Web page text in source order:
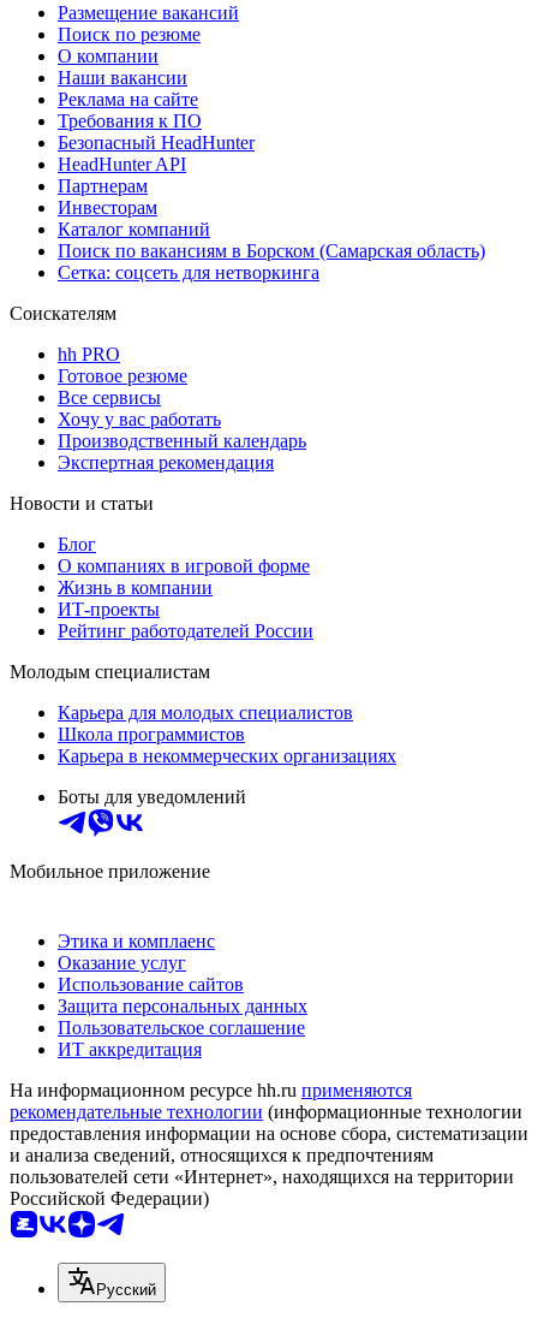
Размещение вакансий
Поиск по резюме
О компании
Наши вакансии
Реклама на сайте
Требования к ПО
Безопасный HeadHunter
HeadHunter API
Партнерам
Инвесторам
Каталог компаний
Поиск по вакансиям в Борском (Самарская область)
Сетка: соцсеть для нетворкинга
Соискателям
hh PRO
Готовое резюме
Все сервисы
Хочу у вас работать
Производственный календарь
Экспертная рекомендация
Новости и статьи
Блог
О компаниях в игровой форме
Жизнь в компании
ИТ-проекты
Рейтинг работодателей России
Молодым специалистам
Карьера для молодых специалистов
Школа программистов
Карьера в некоммерческих организациях
Боты для уведомлений
Мобильное приложение
Этика и комплаенс
Оказание услуг
Использование сайтов
Защита персональных данных
Пользовательское соглашение
ИТ аккредитация
На информационном ресурсе hh.ru применяются
рекомендательные технологии (информационные технологии
предоставления информации на основе сбора, систематизации
и анализа сведений, относящихся к предпочтениям
пользователей сети «Интернет», находящихся на территории
Российской Федерации)
Русский